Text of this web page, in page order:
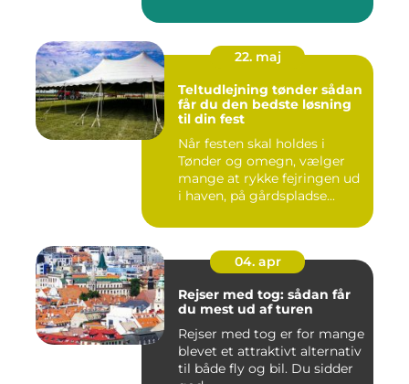
22. maj
Teltudlejning tønder sådan
får du den bedste løsning
til din fest
Når festen skal holdes i
Tønder og omegn, vælger
mange at rykke fejringen ud
i haven, på gårdspladse...
04. apr
Rejser med tog: sådan får
du mest ud af turen
Rejser med tog er for mange
blevet et attraktivt alternativ
til både fly og bil. Du sidder